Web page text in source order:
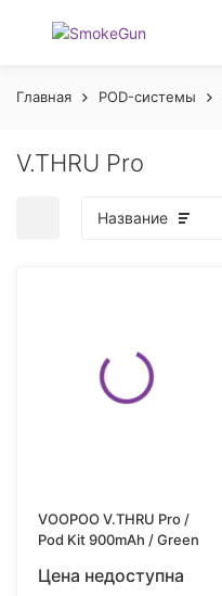
Главная POD-системы
V.THRU Pro
Название
VOOPOO V.THRU Pro /
Pod Kit 900mAh / Green
Цена недоступна